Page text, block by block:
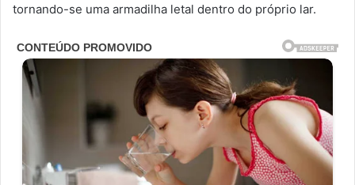
tornando-se uma armadilha letal dentro do próprio lar.